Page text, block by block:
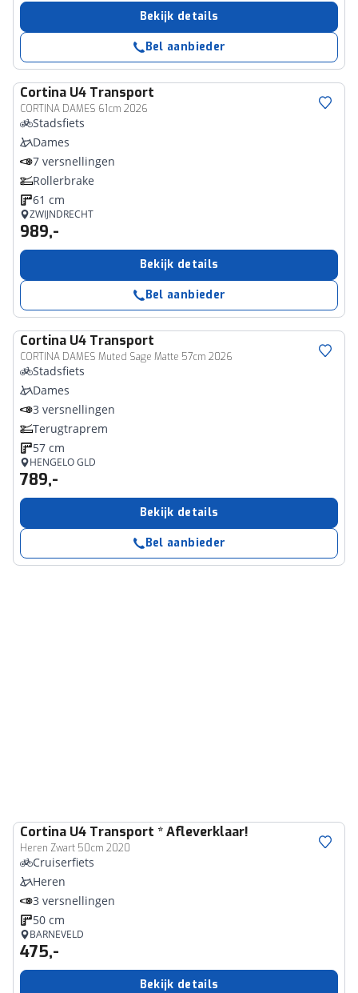
Bekijk details
Bel aanbieder
Cortina U4 Transport
CORTINA DAMES 61cm 2026
Stadsfiets
Dames
7 versnellingen
Rollerbrake
61 cm
ZWIJNDRECHT
989,-
Bekijk details
Bel aanbieder
Cortina U4 Transport
CORTINA DAMES Muted Sage Matte 57cm 2026
Stadsfiets
Dames
3 versnellingen
Terugtraprem
57 cm
HENGELO GLD
789,-
Bekijk details
Bel aanbieder
Cortina U4 Transport * Afleverklaar!
Heren Zwart 50cm 2020
Cruiserfiets
Heren
3 versnellingen
50 cm
BARNEVELD
475,-
Bekijk details